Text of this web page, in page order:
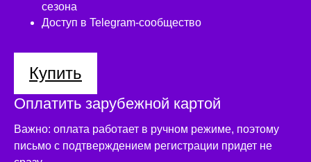
сезона
Доступ в Telegram-сообщество
Купить
Оплатить зарубежной картой
Важно: оплата работает в ручном режиме, поэтому
письмо с подтверждением регистрации придет не